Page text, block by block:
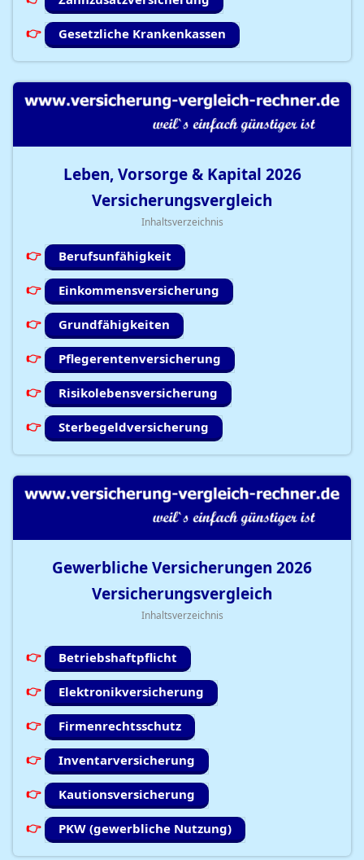
Gesetzliche Krankenkassen
Leben, Vorsorge & Kapital 2026
Versicherungsvergleich
Inhaltsverzeichnis
Berufsunfähigkeit
Einkommensversicherung
Grundfähigkeiten
Pflegerentenversicherung
Risikolebensversicherung
Sterbegeldversicherung
Gewerbliche Versicherungen 2026
Versicherungsvergleich
Inhaltsverzeichnis
Betriebshaftpflicht
Elektronikversicherung
Firmenrechtsschutz
Inventarversicherung
Kautionsversicherung
PKW (gewerbliche Nutzung)